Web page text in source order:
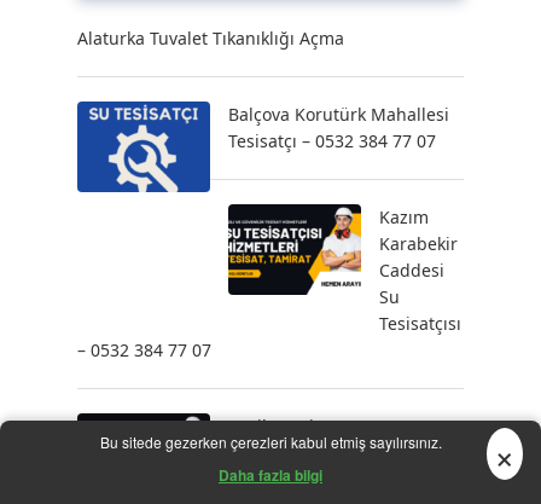
Alaturka Tuvalet Tıkanıklığı Açma
Balçova Korutürk Mahallesi
Tesisatçı – 0532 384 77 07
Kazım
Karabekir
Caddesi
Su
Tesisatçısı
– 0532 384 77 07
Beşiktaş Sinanpaşa
Mahallesi Su Tesisatçısı –
0532 384 77 07
Bu sitede gezerken çerezleri kabul etmiş sayılırsınız.
Daha fazla bilgi ×